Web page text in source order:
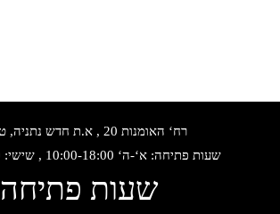
רח‘ האומנות 20 , א.ת חדש נתניה, טלפון:
שעות פתיחה: א‘-ה‘ 10:00-18:00 , שישי: 9:00-14:00
שעות פתיחה